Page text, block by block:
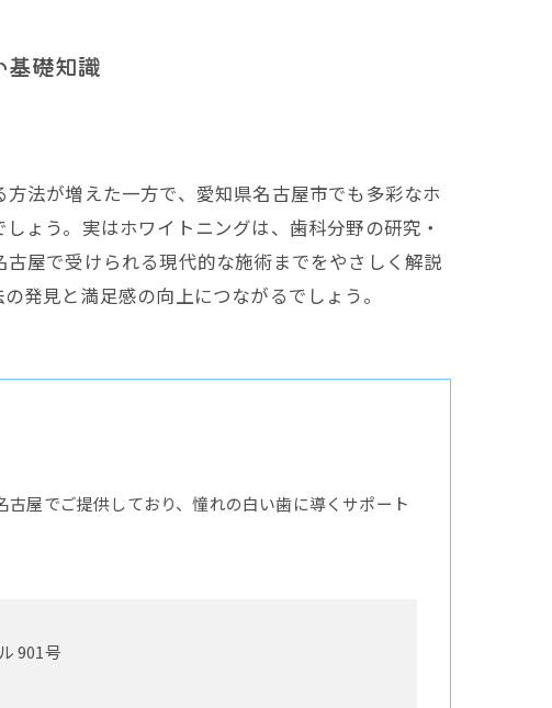
基礎知識
法が増えた一方で、愛知県名古屋市でも多彩なホ
ょう。実はホワイトニングは、歯科分野の研究・
屋で受けられる現代的な施術までをやさしく解説
発見と満足感の向上につながるでしょう。
屋でご提供しており、憧れの白い歯に導くサポート
901号